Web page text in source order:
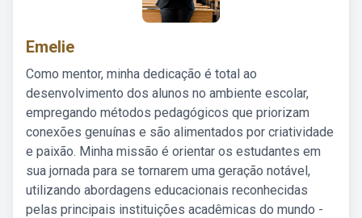
Emelie
Como mentor, minha dedicação é total ao
desenvolvimento dos alunos no ambiente escolar,
empregando métodos pedagógicos que priorizam
conexões genuínas e são alimentados por criatividade
e paixão. Minha missão é orientar os estudantes em
sua jornada para se tornarem uma geração notável,
utilizando abordagens educacionais reconhecidas
pelas principais instituições acadêmicas do mundo -